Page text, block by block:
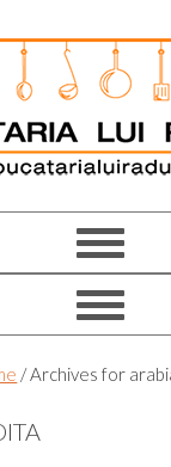
/Archives for